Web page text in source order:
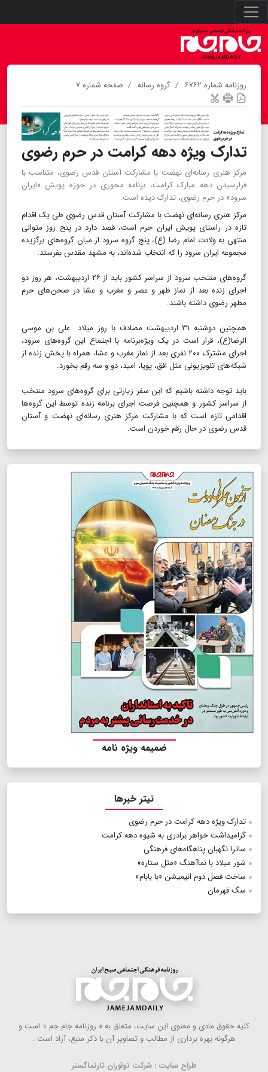
روزنامه شماره ۶۷۶۲ گروه رسانه صفحه شماره ۷
تدارک ویژه دهه کرامت در حرم رضوی
مرکز هنری رسانه‌ای نهضت با مشارکت آستان قدس رضوی، متناسب با
فرارسیدن دهه مبارک کرامت، برنامه محوری در حوزه پویش «ایران
سرود» در حرم رضوی، تدارک دیده‌ است.
مرکز هنری رسانه‌ای نهضت با مشارکت آستان قدس رضوی طی یک اقدام
تازه در راستای پویش ایران حرم است، قصد دارد در پنج روز متوالی
منتهی به ولادت امام رضا (ع)، پنج گروه سرود از میان گروه‌های برگزیده
مجموعه ایران سرود را که انتخاب شده‌اند، به مشهد مقدس بفرستد.
گروه‌های منتخب سرود از سراسر کشور باید از ۲۶ اردیبهشت، هر روز دو
اجرای زنده بعد از نماز ظهر و عصر و مغرب و عشا در صحن‌های حرم
مطهر رضوی داشته باشند.
همچنین دوشنبه ۳۱ اردیبهشت مصادف با روز میلاد علی بن موسی
الرضا(ع)، قرار است در یک ویژه‌برنامه با اجتماع این گروه‌های سرود،
اجرای مشترک ۲۰۰ نفری بعد از نماز مغرب و عشا، همراه با پخش زنده از
شبکه‌های تلویزیونی مثل افق، پویا، امید، دو و سه رقم بخورد.
باید توجه داشته باشیم که این سفر زیارتی برای گروه‌های سرود منتخب
از سراسر کشور و همچنین فرصت اجرای برنامه زنده توسط این گروه‌ها
اقدامی تازه است که با مشارکت مرکز هنری رسانه‌ای نهضت و آستان
قدس رضوی در حال رقم خوردن است.
ضمیمه ویژه نامه
تیتر خبرها
تدارک ویژه دهه کرامت در حرم رضوی
گرامیداشت خواهر برادری به شیوه دهه کرامت
ساترا نگهبان پناهگاه‌های فرهنگی
شور میلاد با نماآهنگ «مثل ستاره‌»
ساخت فصل دوم انیمیشن «با بابام»
سگ قهرمان
كلیه حقوق مادی و معنوی این سایت، متعلق به « روزنامه جام جم » است و
هرگونه بهره ‌برداری از مطالب و تصاویر آن با ذكر منبع، آزاد است .
طراح سایت : شرکت نوآوران تارنماگستر